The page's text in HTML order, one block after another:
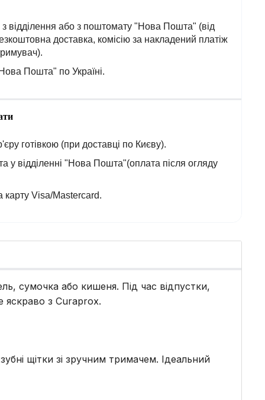
відділення або з поштомату "Нова Пошта" (від
доставка, комісію за накладений платіж
Пошта" по Україні.
готівкою (при доставці по Києву).
у відділенні "Нова Пошта"(оплата після огляду
карту Visa/Mastercard.
сумочка або кишеня. Під час відпустки,
яскраво з Curaprox.
щітки зі зручним тримачем. Ідеальний